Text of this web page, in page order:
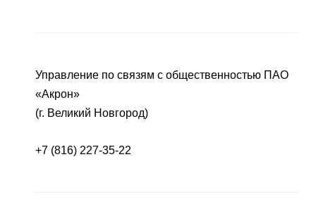
Управление по связям с общественностью ПАО
«Акрон»
(г. Великий Новгород)
+7 (816) 227-35-22